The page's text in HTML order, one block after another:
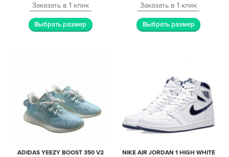
Заказать в 1 клик
Выбрать размер
Заказать в 1 клик
Выбрать размер
ADIDAS YEEZY BOOST 350 V2
NIKE AIR JORDAN 1 HIGH WHITE